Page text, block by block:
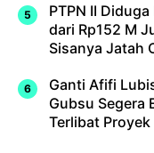
PTPN II
dari Rp152 M
Sisanya Jatah
Ganti Afifi
Gubsu Segera
Terlibat Proyek